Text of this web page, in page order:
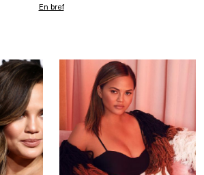
En bref